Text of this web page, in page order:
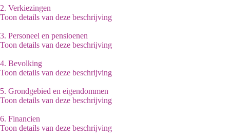
2. Verkiezingen
Toon details van deze beschrijving
3. Personeel en pensioenen
Toon details van deze beschrijving
4. Bevolking
Toon details van deze beschrijving
5. Grondgebied en eigendommen
Toon details van deze beschrijving
6. Financien
Toon details van deze beschrijving